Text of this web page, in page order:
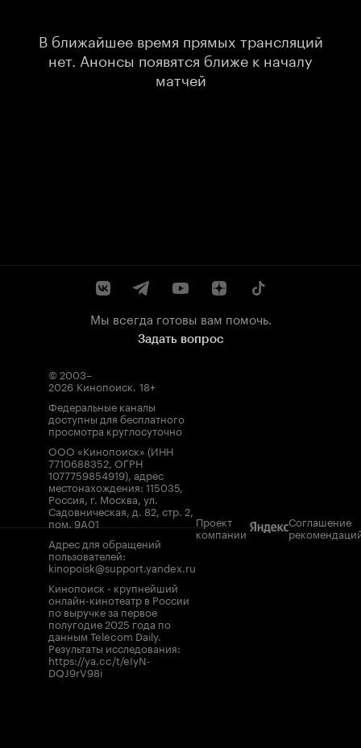
В ближайшее время прямых трансляций
нет. Анонсы появятся ближе к началу
матчей
Мы всегда готовы вам помочь.
Задать вопрос
© 2003–
2026 Кинопоиск 18+
Федеральные каналы
доступны для бесплатного
просмотра круглосуточно
ООО «Кинопоиск» (ИНН
7710688352, ОГРН
1077759854919), адрес
местонахождения: 115035,
Россия, г. Москва, ул.
Садовническая, д. 82, стр. 2,
пом. 9А01
Адрес для обращений
пользователей:
kinopoisk@support.yandex.ru
Кинопоиск - крупнейший
онлайн-кинотеатр в России
по выручке за первое
полугодие 2025 года по
данным Telecom Daily.
Результаты исследования:
https://ya.cc/t/eIyN-
DQJ9rV98i
Проект
компании
Соглашение